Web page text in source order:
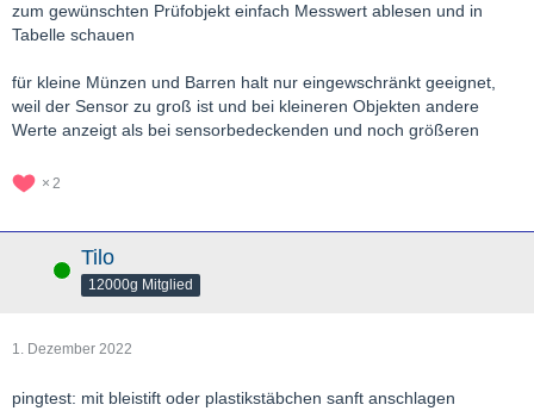
zum gewünschten Prüfobjekt einfach Messwert ablesen und in
Tabelle schauen
für kleine Münzen und Barren halt nur eingewschränkt geeignet,
weil der Sensor zu groß ist und bei kleineren Objekten andere
Werte anzeigt als bei sensorbedeckenden und noch größeren
2
Online Tilo
12000g Mitglied
1. Dezember 2022
pingtest: mit bleistift oder plastikstäbchen sanft anschlagen